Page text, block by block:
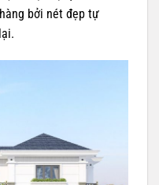
bởi nét đẹp tự